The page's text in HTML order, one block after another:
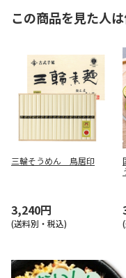
この商品を見た人
三輪そうめん 鳥居印
3,240円
(送料別・税込)